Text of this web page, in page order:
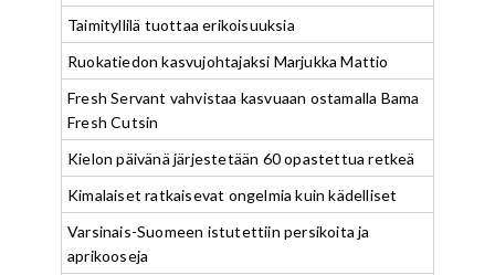
Taimityllilä tuottaa erikoisuuksia
Ruokatiedon kasvujohtajaksi Marjukka Mattio
Fresh Servant vahvistaa kasvuaan ostamalla Bama
Fresh Cutsin
Kielon päivänä järjestetään 60 opastettua retkeä
Kimalaiset ratkaisevat ongelmia kuin kädelliset
Varsinais-Suomeen istutettiin persikoita ja
aprikooseja